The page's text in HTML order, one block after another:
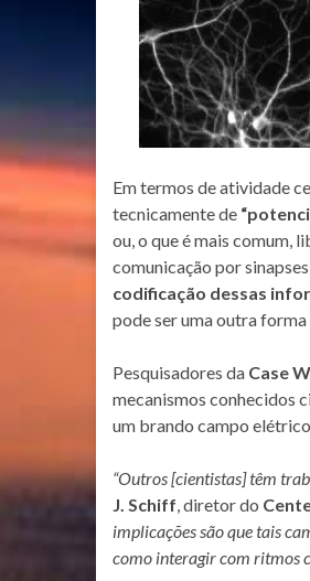
Em termos de atividade
tecnicamente de
ou, o que é mais comum,
comunicação por
codificação dessas
pode ser uma outra
Pesquisadores da Case
mecanismos conhecidos
um brando campo
“Outros [cientistas] têm
J. Schiff, diretor do
implicações são que tais
como interagir com ritmos